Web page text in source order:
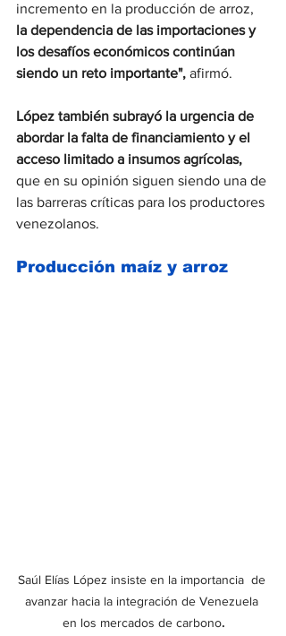
incremento en la producción de arroz,
la dependencia de las importaciones y
los desafíos económicos continúan
siendo un reto importante", afirmó.
López también subrayó la urgencia de
abordar la falta de financiamiento y el
acceso limitado a insumos agrícolas,
que en su opinión siguen siendo una de
las barreras críticas para los productores
venezolanos.
Producción maíz y arroz
Saúl Elías López insiste en la importancia  de
avanzar hacia la integración de Venezuela
en los mercados de carbono.